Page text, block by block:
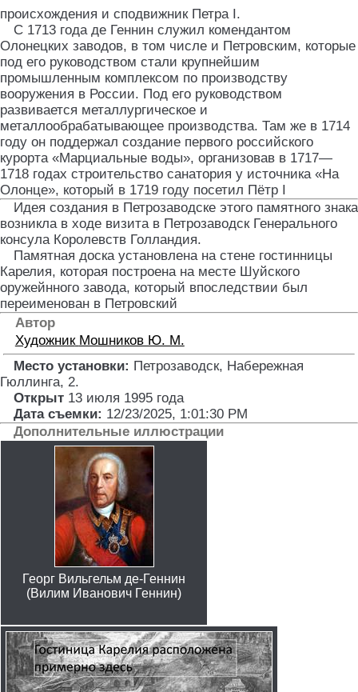
происхождения и сподвижник Петра I.
С 1713 года де Геннин служил комендантом
Олонецких заводов, в том числе и Петровским, которые
под его руководством стали крупнейшим
промышленным комплексом по производству
вооружения в России. Под его руководством
развивается металлургическое и
металлообрабатывающее производства. Там же в 1714
году он поддержал создание первого российского
курорта «Марциальные воды», организовав в 1717—
1718 годах строительство санатория у источника «На
Олонце», который в 1719 году посетил Пётр I
Идея создания в Петрозаводске этого памятного знака
возникла в ходе визита в Петрозаводск Генерального
консула Королевств Голландия.
Памятная доска установлена на стене гостинницы
Карелия, которая построена на месте Шуйского
оружейнного завода, который впоследствии был
переименован в Петровский
Автор
Художник Мошников Ю. М.
Место установки: Петрозаводск, Набережная
Гюллинга, 2.
Открыт 13 июля 1995 года
Дата съемки: 12/23/2025, 1:01:30 PM
Дополнительные иллюстрации
Георг Вильгельм де-Геннин
(Вилим Иванович Геннин)